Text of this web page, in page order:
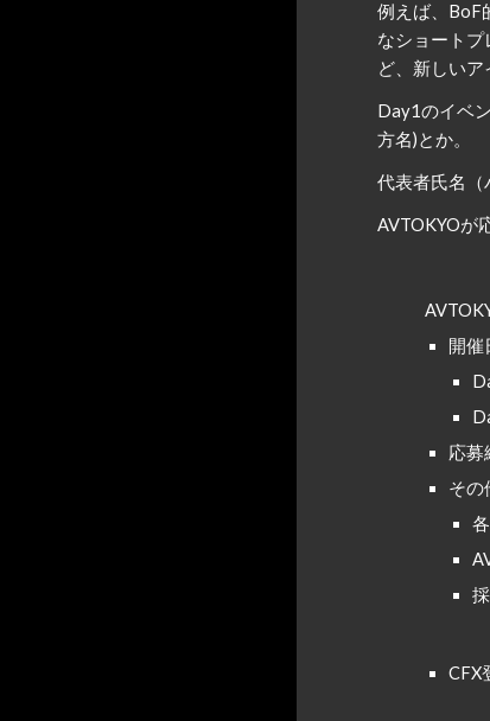
例えば、BoF
なショート
ど、新しい
Day1のイベ
方名)とか。
代表者氏名（
AVTOKYOが
開催
応募
その
CFX